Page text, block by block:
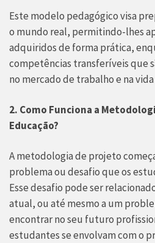
Este modelo pedagógico visa
o mundo real, permitindo-lhes
adquiridos de forma prática,
competências transferíveis que
no mercado de trabalho e na
2. Como Funciona a
Educação?
A metodologia de projeto
problema ou desafio que os
Esse desafio pode ser
atual, ou até mesmo a um
encontrar no seu futuro
estudantes se envolvam com o